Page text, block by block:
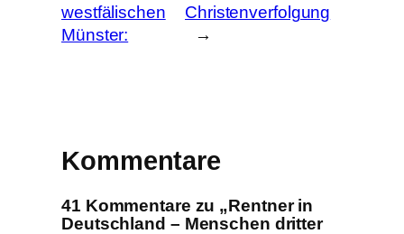
westfälischen
Münster:
Christenverfolgung
→
Kommentare
41 Kommentare zu „Rentner in
Deutschland – Menschen dritter